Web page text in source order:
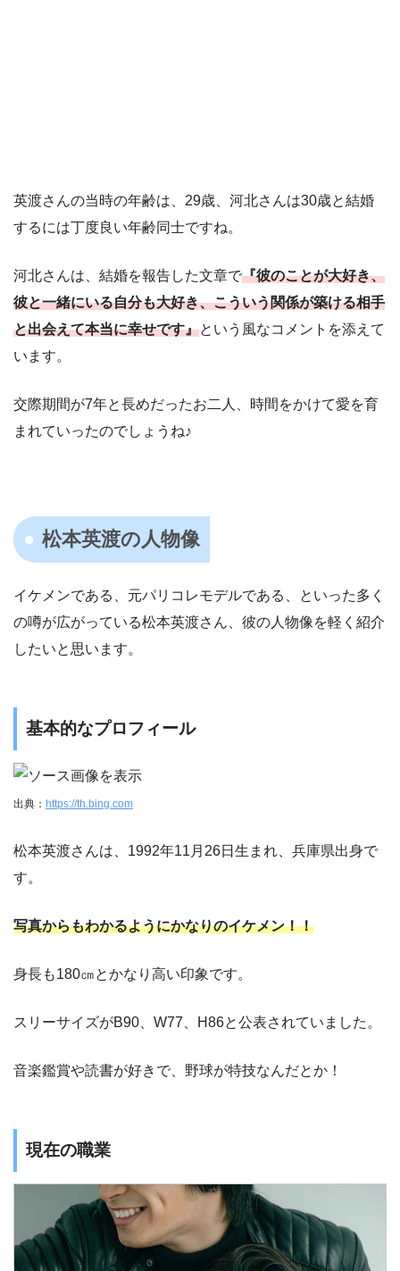
英渡さんの当時の年齢は、29歳、河北さんは30歳と結婚
するには丁度良い年齢同士ですね。
河北さんは、結婚を報告した文章で『彼のことが大好き、
彼と一緒にいる自分も大好き、こういう関係が築ける相手
と出会えて本当に幸せです』という風なコメントを添えて
います。
交際期間が7年と長めだったお二人、時間をかけて愛を育
まれていったのでしょうね♪
松本英渡の人物像
イケメンである、元パリコレモデルである、といった多く
の噂が広がっている松本英渡さん、彼の人物像を軽く紹介
したいと思います。
基本的なプロフィール
出典： https://th.bing.com
松本英渡さんは、1992年11月26日生まれ、兵庫県出身で
す。
写真からもわかるようにかなりのイケメン！！
身長も180㎝とかなり高い印象です。
スリーサイズがB90、W77、H86と公表されていました。
音楽鑑賞や読書が好きで、野球が特技なんだとか！
現在の職業